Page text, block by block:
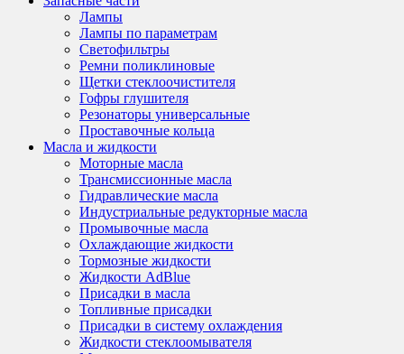
Лампы
Лампы по параметрам
Светофильтры
Ремни поликлиновые
Щетки стеклоочистителя
Гофры глушителя
Резонаторы универсальные
Проставочные кольца
Масла и жидкости
Моторные масла
Трансмиссионные масла
Гидравлические масла
Индустриальные редукторные масла
Промывочные масла
Охлаждающие жидкости
Тормозные жидкости
Жидкости AdBlue
Присадки в масла
Топливные присадки
Присадки в систему охлаждения
Жидкости стеклоомывателя